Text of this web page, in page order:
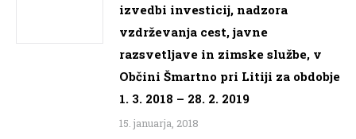
izvedbi investicij, nadzora
vzdrževanja cest, javne
razsvetljave in zimske službe, v
Občini Šmartno pri Litiji za obdobje
1. 3. 2018 – 28. 2. 2019
15. januarja, 2018